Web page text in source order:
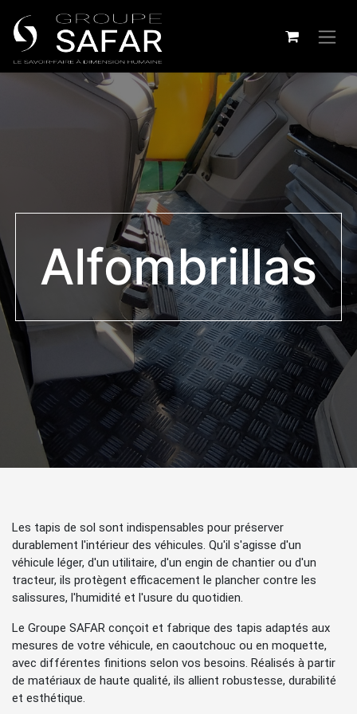
Alfombrillas
Les tapis de sol sont indispensables pour préserver
durablement l'intérieur des véhicules. Qu'il s'agisse d'un
véhicule léger, d'un utilitaire, d'un engin de chantier ou d'un
tracteur, ils protègent efficacement le plancher contre les
salissures, l'humidité et l'usure du quotidien.
Le Groupe SAFAR conçoit et fabrique des tapis adaptés aux
mesures de votre véhicule, en caoutchouc ou en moquette,
avec différentes finitions selon vos besoins. Réalisés à partir
de matériaux de haute qualité, ils allient robustesse, durabilité
et esthétique.